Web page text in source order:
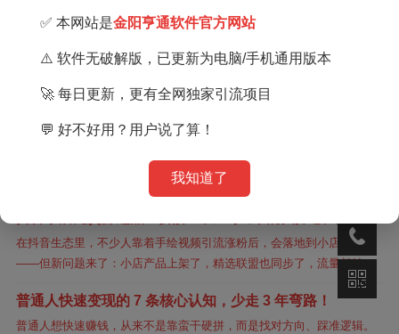
必看）
在抖音生态里，不少人靠着手绘视频引流涨粉后，会落地到小店变现
——但新问题来了：小店产品上架了，精选联盟也同步了，流量却始终
“躺平”，连个咨询都没有。这不是个例，90%的新手小店主都栽在“选品”
这个第一...
普通人快速变现的 7 条核心认知，少走 3 年弯路！
普通人想快速赚钱，从来不是靠蛮干硬拼，而是找对方向、踩准逻辑。
✅ 本网站是金阳亨通软件官方网站
⚠️ 软件无破解版，已更新为电脑/手机通用版本
🚀 每日更新，更有全网独家引流项目
💬 好不好用？用户说了算！
我知道了